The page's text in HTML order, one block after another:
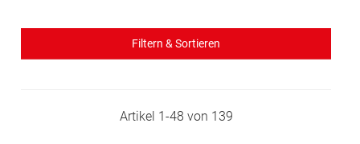
Filtern & Sortieren
Artikel 1-48 von 139